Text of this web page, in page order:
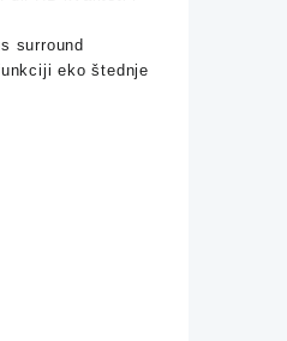
surround
eko štednje